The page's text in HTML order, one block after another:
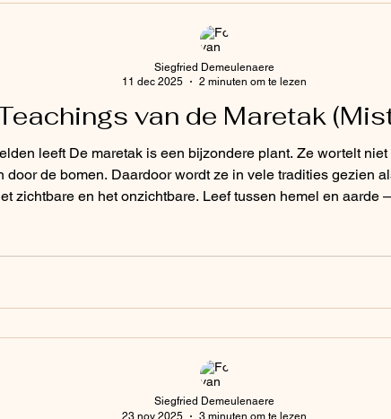
van de Maretak
leeft De maretak is een bijzondere plant. Ze wortelt
door de bomen. Daardoor wordt ze in vele tradities gezien
Leef tussen hemel en aarde — in balans De maretak leert ons
Siegfried Demeulenaere
11 dec 2025
2 minuten om te lezen
Siegfried Demeulenaere
23 nov 2025
3 minuten om te lezen